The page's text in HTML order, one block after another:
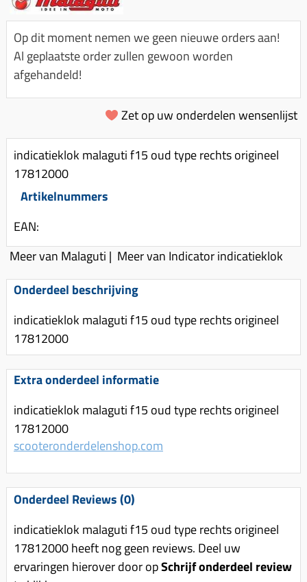
Spanningsregelaar
Toerenbegrenzer
Remlichtschakelaar
Led verlichting
Luchtfilter (delen)
Luchtfilter deksel
Motor blokken
Motorblok (delen)
Pakking (sets)
Vlotterbak pakking
Sproeiers
Spruitstuk (delen)
Uitlaten compleet
Uitlaat bocht
Radiateur (delen)
Waterpomp (delen)
V-snaren
Variorolsets
Pulley
Variateur (delen)
Variokit
Voor tandwielen
Zuigers
Origineel zuigers
Km teller kabel
Kickstart deksel
Kickstartpedaal
Kickstart ronsel
Spiegels
Stuurschakelaar
Stuur (delen)
Remblokken
Rem (delen)
Remhevels
Remsegmenten
Remklauw (delen)
Remschijven
Voorvork
Wiel (delen)
Zadel
Standaard
Olie-onderhoudsmiddelen
Oppakbeugel
Scooter alarm
Scooter Kleding
Crossbril
Stickers
Stuurslot
Regenkleding
Vespa accessoires
Voordragers
Windschermen
Accessoires overig
Gereedschap
Speednut
Op dit moment nemen we geen nieuwe orders aan!
Al geplaatste order zullen gewoon worden
afgehandeld!
Zet op uw onderdelen wensenlijst
indicatieklok malaguti f15 oud type rechts origineel
17812000
Artikelnummers
EAN:
Meer van Malaguti | Meer van Indicator indicatieklok
Onderdeel beschrijving
indicatieklok malaguti f15 oud type rechts origineel
17812000
Extra onderdeel informatie
indicatieklok malaguti f15 oud type rechts origineel
17812000
scooteronderdelenshop.com
Onderdeel Reviews (0)
indicatieklok malaguti f15 oud type rechts origineel
17812000 heeft nog geen reviews. Deel uw
ervaringen hierover door opSchrijf onderdeel review